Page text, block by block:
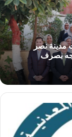
مدينة نصر
بصرف